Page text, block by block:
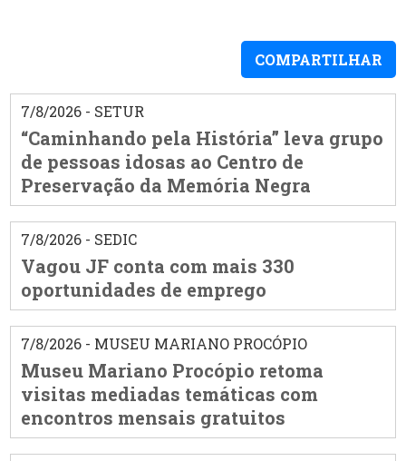
COMPARTILHAR
7/8/2026 - SETUR
“Caminhando pela História” leva grupo
de pessoas idosas ao Centro de
Preservação da Memória Negra
7/8/2026 - SEDIC
Vagou JF conta com mais 330
oportunidades de emprego
7/8/2026 - MUSEU MARIANO PROCÓPIO
Museu Mariano Procópio retoma
visitas mediadas temáticas com
encontros mensais gratuitos